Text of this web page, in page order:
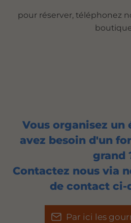
pour réserver, téléphonez
Vous organisez un
avez besoin d'un
grand
Contactez nous via
de contact ci-
Par ici les